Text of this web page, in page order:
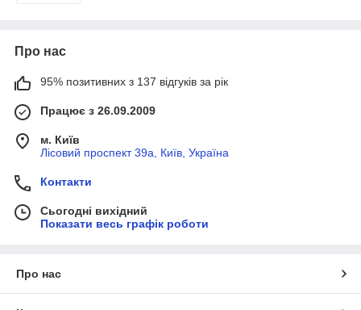
Про нас
95% позитивних з 137 відгуків за рік
Працює з 26.09.2009
м. Київ
Лісовий проспект 39а, Київ, Україна
Контакти
Сьогодні вихідний
Показати весь графік роботи
Про нас